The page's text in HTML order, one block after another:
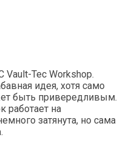
Tec Workshop.
идея, хотя само
быть привередливым.
работает на
затянута, но сама
.